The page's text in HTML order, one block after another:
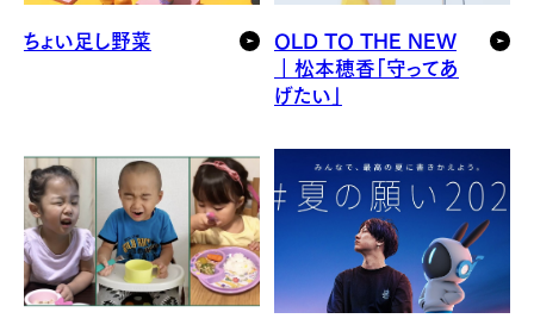
ちょい足し野菜
OLD TO THE NEW
｜松本穂香「守ってあ
げたい」